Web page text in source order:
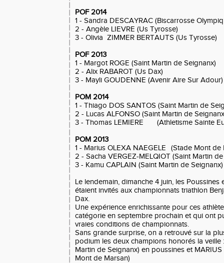
POF 2014
1 - Sandra DESCAYRAC (Biscarrosse
2 - Angèle LIEVRE (Us Tyrosse)
3 - Olivia ZIMMER BERTAUTS (Us Tyrosse)
POF 2013
1 - Margot ROGE (Saint Martin de Seignanx)
2 - Alix RABAROT (Us Dax)
3 - Mayli GOUDENNE (Avenir Aire Sur Adour)
POM 2014
1 - Thiago DOS SANTOS (Saint Martin de
2 - Lucas ALFONSO (Saint Martin de
3 - Thomas LEMIERE
(Athletisme Sainte
POM 2013
1 - Marius OLEXA NAEGELE
(Stade Mont de
2 - Sacha VERGEZ-MELQIOT (Saint Martin
3 - Kamu CAPLAIN (Saint Martin de Seignanx)
Le lendemain, dimanche 4 juin, les Poussines
étaient invités aux championnats triathlon
Dax.
Une expérience enrichissante pour ces
catégorie en septembre prochain et qui ont
vraies conditions de championnats.
Sans grande surprise, on a retrouvé sur la
podium les deux champions honorés la veille
Martin de Seignanx) en poussines et
Mont de Marsan)